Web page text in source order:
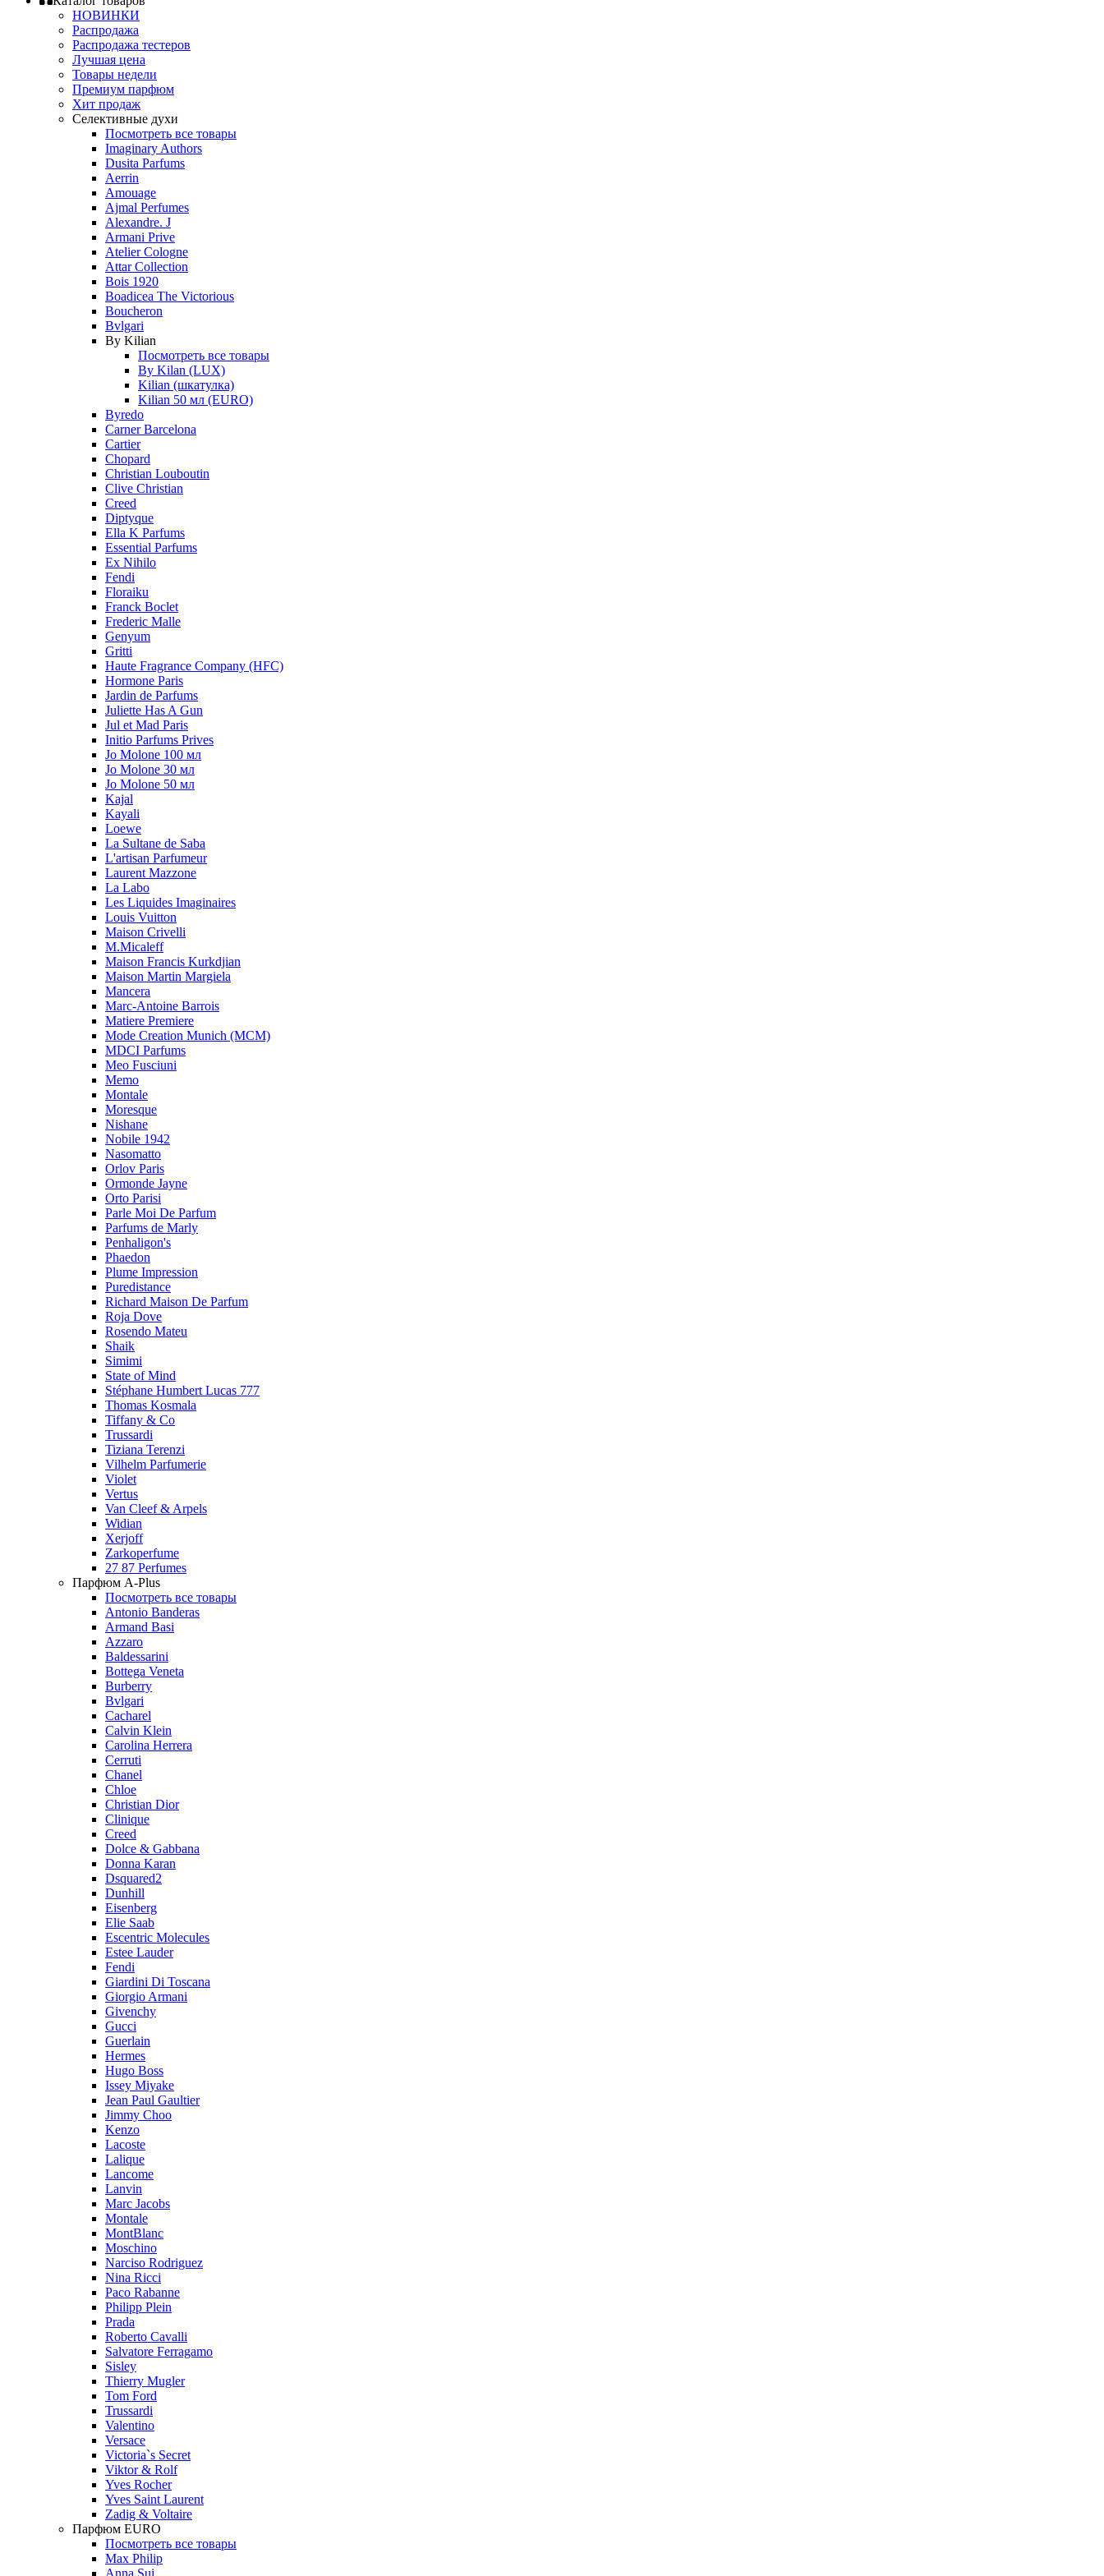
НОВИНКИ
Распродажа
Распродажа тестеров
Лучшая цена
Товары недели
Премиум парфюм
Хит продаж
Селективные духи
Посмотреть все товары
Imaginary Authors
Dusita Parfums
Aerrin
Amouage
Ajmal Perfumes
Alexandre. J
Armani Prive
Atelier Cologne
Attar Collection
Bois 1920
Boadicea The Victorious
Boucheron
Bvlgari
By Kilian
Посмотреть все товары
By Kilan (LUX)
Kilian (шкатулка)
Kilian 50 мл (EURO)
Byredo
Carner Barcelona
Cartier
Chopard
Christian Louboutin
Clive Christian
Creed
Diptyque
Ella K Parfums
Essential Parfums
Ex Nihilo
Fendi
Floraiku
Franck Boclet
Frederic Malle
Genyum
Gritti
Haute Fragrance Company (HFC)
Hormone Paris
Jardin de Parfums
Juliette Has A Gun
Jul et Mad Paris
Initio Parfums Prives
Jo Molone 100 мл
Jo Molone 30 мл
Jo Molone 50 мл
Kajal
Kayali
Loewe
La Sultane de Saba
L'artisan Parfumeur
Laurent Mazzone
La Labo
Les Liquides Imaginaires
Louis Vuitton
Maison Crivelli
M.Micaleff
Maison Francis Kurkdjian
Maison Martin Margiela
Mancera
Marc-Antoine Barrois
Matiere Premiere
Mode Creation Munich (MCM)
MDCI Parfums
Meo Fusciuni
Memo
Montale
Moresque
Nishane
Nobile 1942
Nasomatto
Orlov Paris
Ormonde Jayne
Orto Parisi
Parle Moi De Parfum
Parfums de Marly
Penhaligon's
Phaedon
Plume Impression
Puredistance
Richard Maison De Parfum
Roja Dove
Rosendo Mateu
Shaik
Simimi
State of Mind
Stéphane Humbert Lucas 777
Thomas Kosmala
Tiffany & Co
Trussardi
Tiziana Terenzi
Vilhelm Parfumerie
Violet
Vertus
Van Cleef & Arpels
Widian
Xerjoff
Zarkoperfume
27 87 Perfumes
Парфюм A-Plus
Посмотреть все товары
Antonio Banderas
Armand Basi
Azzaro
Baldessarini
Bottega Veneta
Burberry
Bvlgari
Cacharel
Calvin Klein
Carolina Herrera
Cerruti
Chanel
Chloe
Christian Dior
Clinique
Creed
Dolce & Gabbana
Donna Karan
Dsquared2
Dunhill
Eisenberg
Elie Saab
Escentric Molecules
Estee Lauder
Fendi
Giardini Di Toscana
Giorgio Armani
Givenchy
Gucci
Guerlain
Hermes
Hugo Boss
Issey Miyake
Jean Paul Gaultier
Jimmy Choo
Kenzo
Lacoste
Lalique
Lancome
Lanvin
Marc Jacobs
Montale
MontBlanc
Moschino
Narciso Rodriguez
Nina Ricci
Paco Rabanne
Philipp Plein
Prada
Roberto Cavalli
Salvatore Ferragamo
Sisley
Thierry Mugler
Tom Ford
Trussardi
Valentino
Versace
Victoria`s Secret
Viktor & Rolf
Yves Rocher
Yves Saint Laurent
Zadig & Voltaire
Парфюм EURO
Посмотреть все товары
Max Philip
Anna Sui